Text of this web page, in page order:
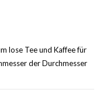
lose Tee und Kaffee für
der Durchmesser